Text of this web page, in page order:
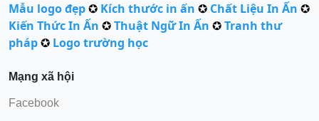
Mẫu logo đẹp✪ Kích thước in ấn ✪ Chất Liệu In Ấn ✪
Kiến Thức In Ấn ✪Thuật Ngữ In Ấn ✪Tranh thư
pháp✪ Logo trường học
Mạng xã hội
Facebook